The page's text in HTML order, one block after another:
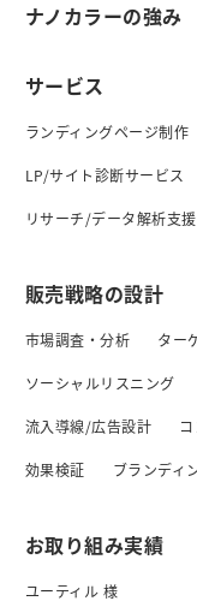
ナノカラーの強み
サービス
ランディングページ制作
LP/サイト診断サービス
リサーチ/データ解析支援
販売戦略の設計
市場調査・分析 ター
ソーシャルリスニング
流入導線/広告設計
効果検証 ブランディ
お取り組み実績
ユーティル 様